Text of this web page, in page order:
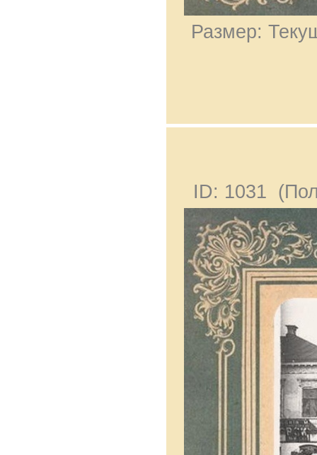
Размер:
ID: 1031